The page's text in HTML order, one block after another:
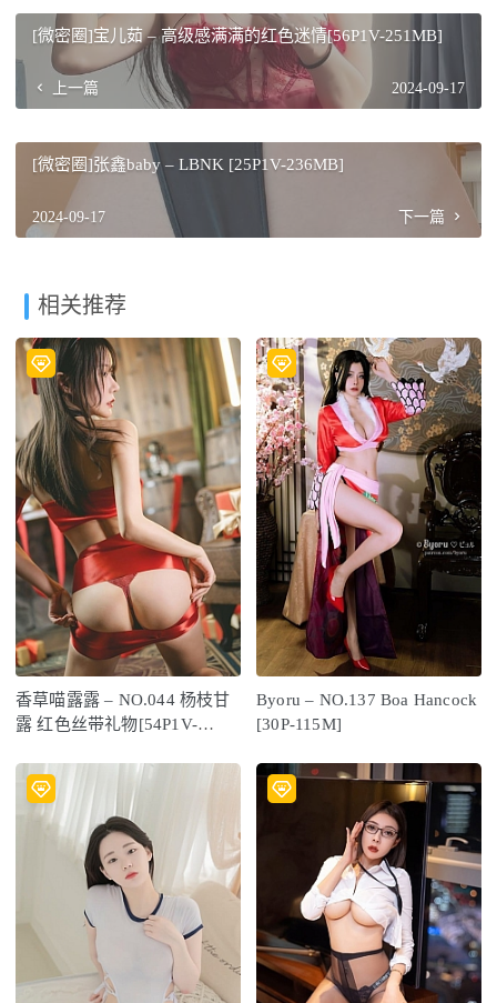
[微密圈]宝儿茹 – 高级感满满的红色迷情[56P1V-251MB]
上一篇 2024-09-17
[微密圈]张鑫baby – LBNK [25P1V-236MB]
2024-09-17 下一篇
相关推荐
香草喵露露 – NO.044 杨枝甘
露 红色丝带礼物[54P1V-
Byoru – NO.137 Boa Hancock
[30P-115M]